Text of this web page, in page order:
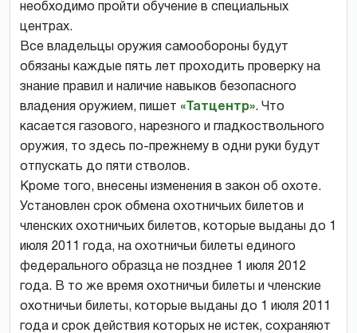
необходимо пройти обучение в специальных
центрах.
Все владельцы оружия самообороны будут
обязаны каждые пять лет проходить проверку на
знание правил и наличие навыков безопасного
владения оружием, пишет «Татцентр». Что
касается газового, нарезного и гладкоствольного
оружия, то здесь по-прежнему в одни руки будут
отпускать до пяти стволов.
Кроме того, внесены изменения в закон об охоте.
Установлен срок обмена охотничьих билетов и
членских охотничьих билетов, которые выданы до 1
июля 2011 года, на охотничьи билеты единого
федерального образца не позднее 1 июля 2012
года. В то же время охотничьи билеты и членские
охотничьи билеты, которые выданы до 1 июля 2011
года и срок действия которых не истек, сохраняют